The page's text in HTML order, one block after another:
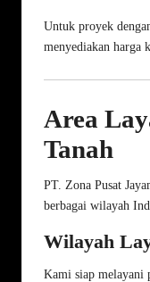
Untuk proyek
menyediakan harga
Area
Tanah
PT. Zona Pusat
berbagai wilayah
Wilayah
Kami siap melayani